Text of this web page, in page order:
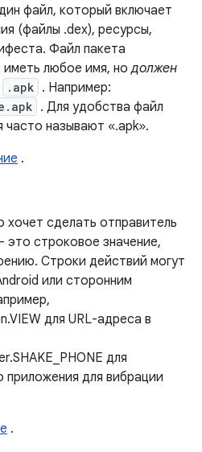
файл, который включает
(файлы .dex), ресурсы,
Файл пакета
любое имя, нодолжен
.apk . Например:
. Для удобства файл
часто называют «.apk».
.
хочет сделать отправитель
это строковое значение,
Строки действий могут
или сторонним
для URL-адреса в
для
приложения для вибрации
.